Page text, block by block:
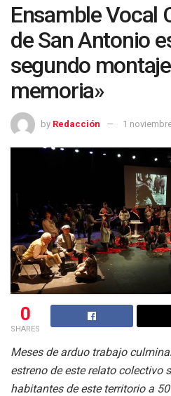
Ensamble Vocal
de San Antonio
segundo
memoria»
by Redacción 1
0
SHARES
Meses de arduo trabajo
estreno de este relato colectivo
habitantes de este territorio a